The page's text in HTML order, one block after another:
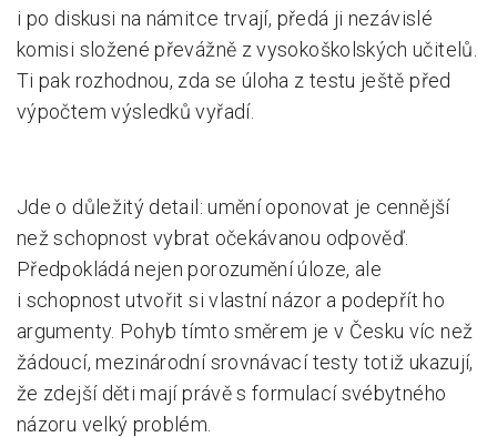
i po diskusi na námitce trvají, předá ji nezávislé
komisi složené převážně z vysokoškolských učitelů.
Ti pak rozhodnou, zda se úloha z testu ještě před
výpočtem výsledků vyřadí.
Jde o důležitý detail: umění oponovat je cennější
než schopnost vybrat očekávanou odpověď.
Předpokládá nejen porozumění úloze, ale
i schopnost utvořit si vlastní názor a podepřít ho
argumenty. Pohyb tímto směrem je v Česku víc než
žádoucí, mezinárodní srovnávací testy totiž ukazují,
že zdejší děti mají právě s formulací svébytného
názoru velký problém.